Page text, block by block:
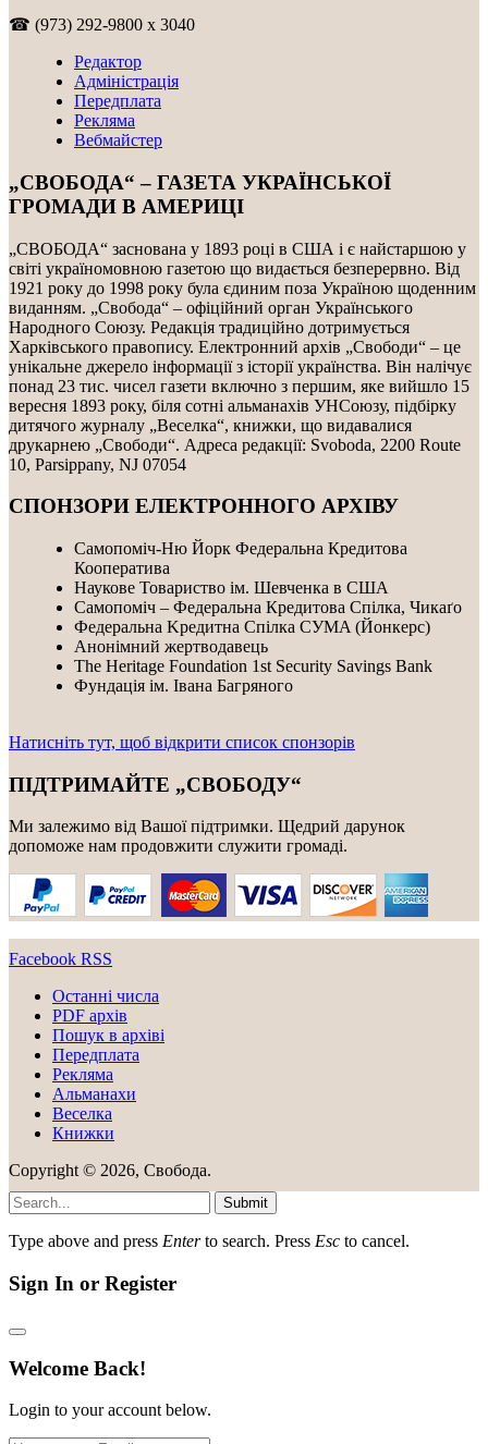
☎ (973) 292-9800 x 3040
Редактор
Адміністрація
Передплата
Рекляма
Вебмайстер
„СВОБОДА“ – ГАЗЕТА УКРАЇНСЬКОЇ
ГРОМАДИ В АМЕРИЦІ
„СВОБОДА“ заснована у 1893 році в США і є найстаршою у
світі україномовною газетою що видається безперервно. Від
1921 року до 1998 року була єдиним поза Україною щоденним
виданням. „Свобода“ – офіційний орган Українського
Народного Союзу. Редакція традиційно дотримується
Харківського правопису. Електронний архів „Свободи“ – це
унікальне джерело інформації з історії українства. Він налічує
понад 23 тис. чисел газети включно з першим, яке вийшло 15
вересня 1893 року, біля сотні альманахів УНСоюзу, підбірку
дитячого журналу „Веселка“, книжки, що видавалися
друкарнею „Свободи“. Адреса редакції: Svoboda, 2200 Route
10, Parsippany, NJ 07054
СПОНЗОРИ ЕЛЕКТРОННОГО АРХІВУ
Самопоміч-Ню Йорк Федеральна Кредитова
Кооператива
Наукове Товариство ім. Шевченка в США
Самопоміч – Федеральна Кредитова Спілка, Чикаґо
Федеральнa Kредитнa Спілка CУMA (Йонкерс)
Анонімний жертводавець
The Heritage Foundation 1st Security Savings Bank
Фундація ім. Івана Багряного
Натисніть тут, щоб відкрити список спонзорів
ПІДТРИМАЙТЕ „СВОБОДУ“
Ми залежимо від Вашої підтримки. Щедрий дарунок
допоможе нам продовжити служити громаді.
Facebook RSS
Останні числа
PDF архів
Пошук в архіві
Передплата
Рекляма
Альманахи
Веселка
Книжки
Copyright © 2026, Свобода.
Submit
Type above and press Enterto search. Press Esc to cancel.
Sign In or Register
Welcome Back!
Login to your account below.